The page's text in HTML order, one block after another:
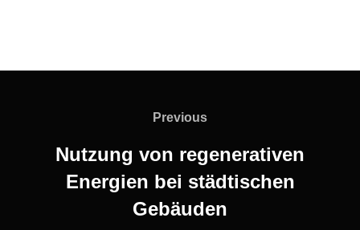
Previous
Previous
Nutzung von regenerativen
Energien bei städtischen
Gebäuden